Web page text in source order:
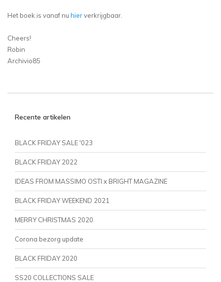
Het boek is vanaf nu hierverkrijgbaar.
Cheers!
Robin
Archivio85
Recente artikelen
BLACK FRIDAY SALE '023
BLACK FRIDAY 2022
IDEAS FROM MASSIMO OSTI x BRIGHT MAGAZINE
BLACK FRIDAY WEEKEND 2021
MERRY CHRISTMAS 2020
Corona bezorg update
BLACK FRIDAY 2020
SS20 COLLECTIONS SALE